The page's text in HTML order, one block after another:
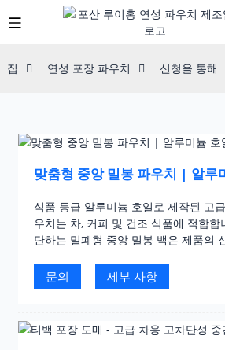
집 연성 포장 파우치 신청을 통해
맞춤형 중앙 밀봉 파우치 | 알루
식품 등급 알루미늄 호일로 제작된 고
우치는 차, 커피 및 건조 식품에 적합
단하는 밀폐형 중앙 밀봉 백은 제품의
문의 세부 사항